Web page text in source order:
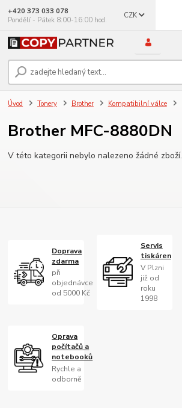
CZK
+420 373 033 078
Pondělí - Pátek 8:00-16:00 hod.
Úvod Tonery Brother Kompatibilní válce
Brother MFC-8880DN
V této kategorii nebylo nalezeno žádné zboží.
Doprava
zdarma
při
objednávce
od 5000 Kč
Servis
tiskáren
V Plzni
již od
roku
1998
Oprava
počítačů a
notebooků
Rychle a
odborně